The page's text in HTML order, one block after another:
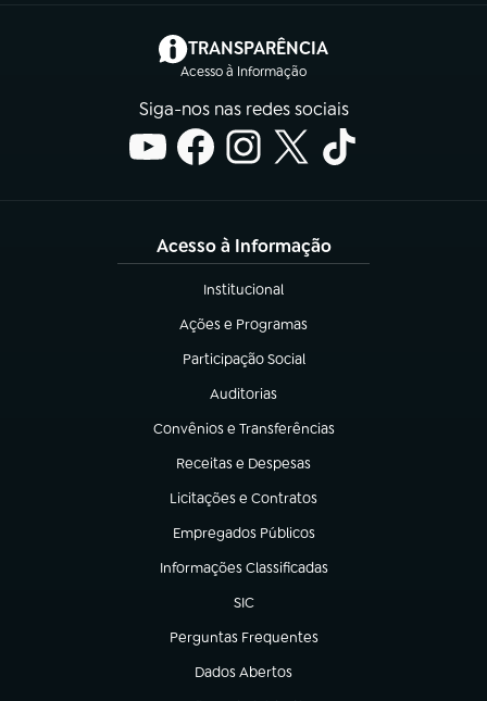
TRANSPARÊNCIA
Acesso à Informação
(abre em nova aba)
Siga-nos nas redes sociais
Acesso à Informação
Institucional
(abre em nova aba)
Ações e Programas
(abre em nova aba)
Participação Social
(abre em nova aba)
Auditorias
(abre em nova aba)
Convênios e Transferências
(abre em nova aba)
Receitas e Despesas
(abre em nova aba)
Licitações e Contratos
(abre em nova aba)
Empregados Públicos
(abre em nova aba)
Informações Classificadas
(abre em nova aba)
SIC
(abre em nova aba)
Perguntas Frequentes
(abre em nova aba)
Dados Abertos
(abre em nova aba)